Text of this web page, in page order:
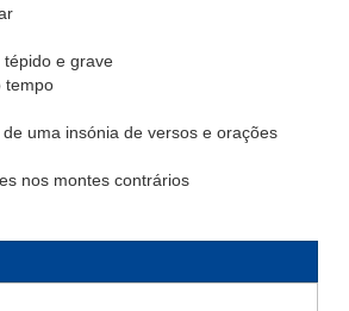
e grave
tempo
uma insónia de versos e orações
nos montes contrários